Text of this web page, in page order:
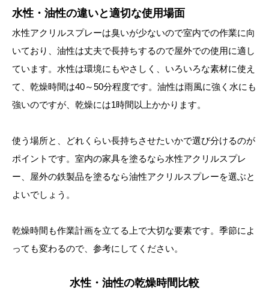
水性・油性の違いと適切な使用場面
水性アクリルスプレーは臭いが少ないので室内での作業に向
いており、油性は丈夫で長持ちするので屋外での使用に適し
ています。水性は環境にもやさしく、いろいろな素材に使え
て、乾燥時間は40～50分程度です。油性は雨風に強く水にも
強いのですが、乾燥には1時間以上かかります。
使う場所と、どれくらい長持ちさせたいかで選び分けるのが
ポイントです。室内の家具を塗るなら水性アクリルスプレ
ー、屋外の鉄製品を塗るなら油性アクリルスプレーを選ぶと
よいでしょう。
乾燥時間も作業計画を立てる上で大切な要素です。季節によ
っても変わるので、参考にしてください。
水性・油性の乾燥時間比較